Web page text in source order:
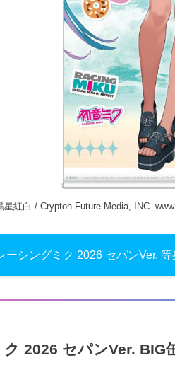
星紅白 / Crypton Future Media, INC.
ーシングミク 2026 セパンVer.
2026 セパンVer. BIG